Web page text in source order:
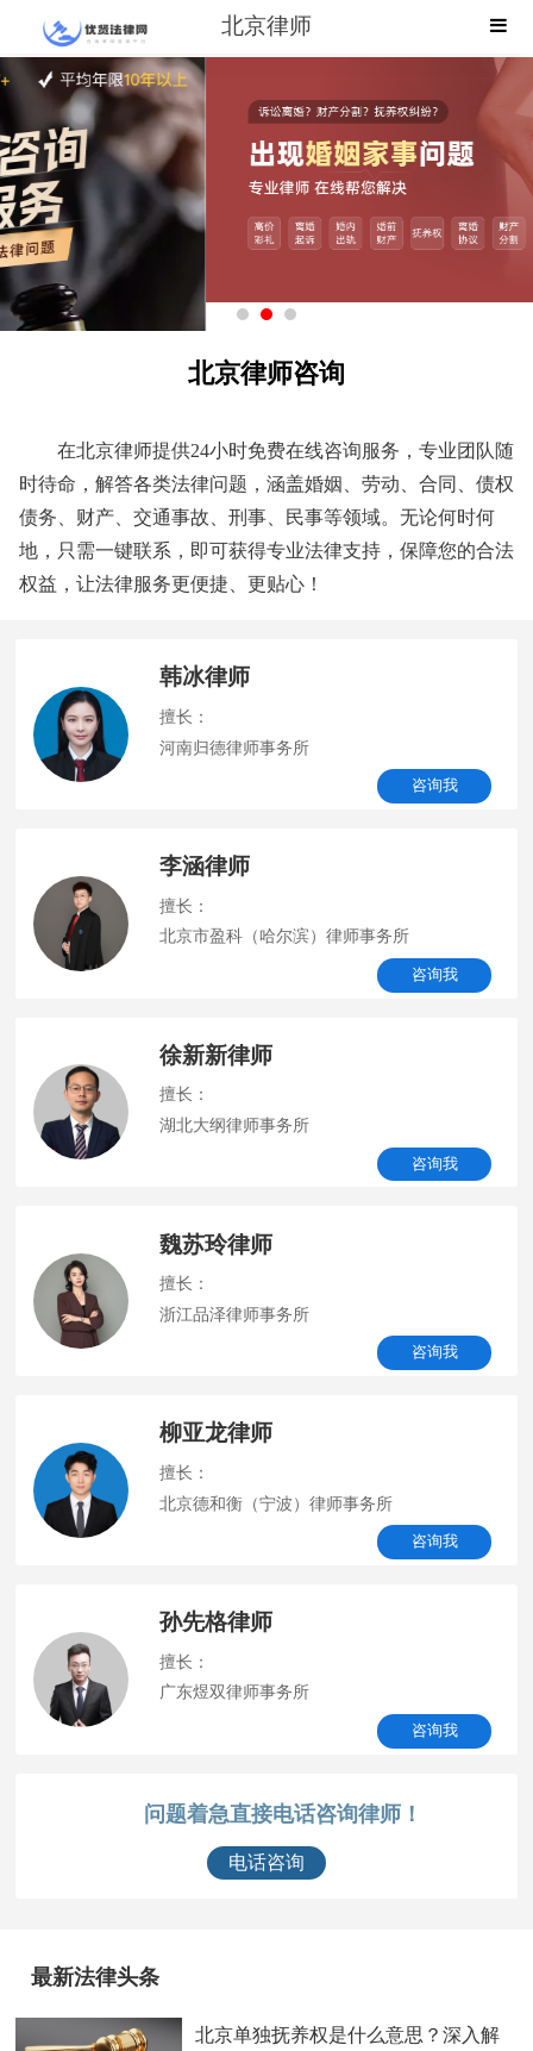
北京律师
北京律师咨询
在北京律师提供24小时免费在线咨询服务，专业团队随
时待命，解答各类法律问题，涵盖婚姻、劳动、合同、债权
债务、财产、交通事故、刑事、民事等领域。无论何时何
地，只需一键联系，即可获得专业法律支持，保障您的合法
权益，让法律服务更便捷、更贴心！
韩冰律师
擅长：
河南归德律师事务所
咨询我
李涵律师
擅长：
北京市盈科（哈尔滨）律师事务所
咨询我
徐新新律师
擅长：
湖北大纲律师事务所
咨询我
魏苏玲律师
擅长：
浙江品泽律师事务所
咨询我
柳亚龙律师
擅长：
北京德和衡（宁波）律师事务所
咨询我
孙先格律师
擅长：
广东煜双律师事务所
咨询我
问题着急直接电话咨询律师！
电话咨询
最新法律头条
北京单独抚养权是什么意思？深入解